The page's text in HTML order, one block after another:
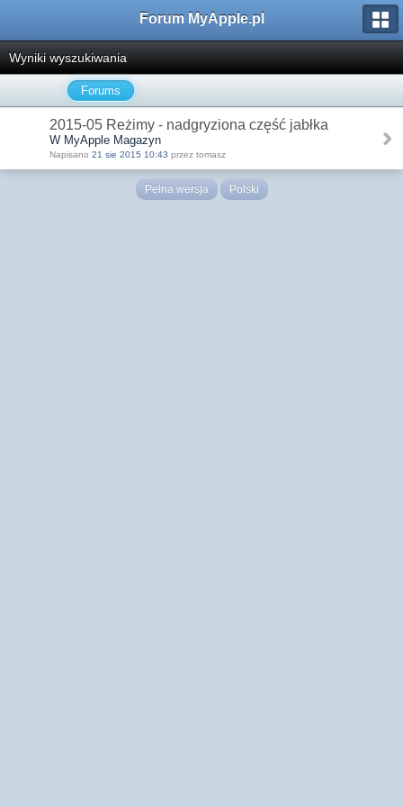
Forum MyApple.pl
Wyniki wyszukiwania
Forums
2015-05 Reżimy - nadgryziona część jabłka
W MyApple Magazyn
Napisano 21 sie 2015 10:43 przez tomasz
Pełna wersja Polski